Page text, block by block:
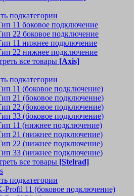
подкатегории
11 боковое подключение
22 боковое подключение
11 нижнее подключение
22 нижнее подключение
все товары [Axis]
подкатегории
11 (боковое подключение)
21 (боковое подключение)
22 (боковое подключение)
33 (боковое подключение)
11 (нижнее подключение)
21 (нижнее подключение)
22 (нижнее подключение)
33 (нижнее подключение)
все товары [Stelrad]
подкатегории
Profil 11 (боковое подключение)